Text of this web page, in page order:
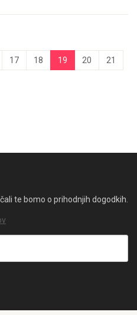
17 18 19 20 21
te bomo o prihodnjih dogodkih.